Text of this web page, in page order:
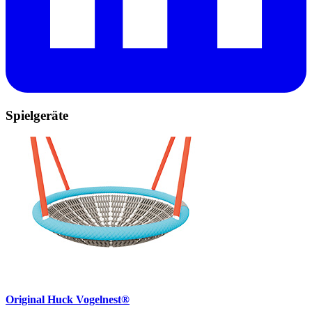
Spielgeräte
Original Huck Vogelnest®